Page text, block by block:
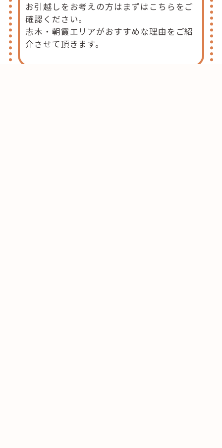
お引越しをお考えの方はまずはこちらをご
確認ください。
志木・朝霞エリアがおすすめな理由をご紹
介させて頂きます。